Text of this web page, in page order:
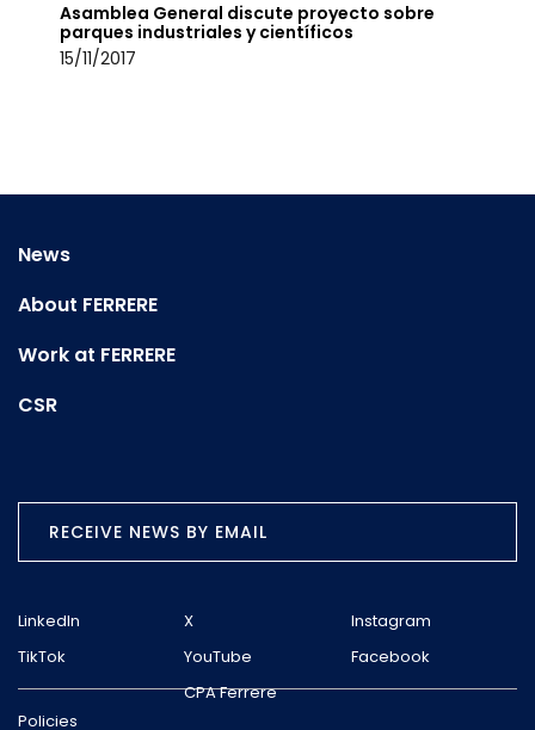
Asamblea General discute proyecto sobre
parques industriales y científicos
15/11/2017
News
About FERRERE
Work at FERRERE
CSR
RECEIVE NEWS BY EMAIL
LinkedIn X
Instagram
TikTok
YouTube Facebook
Policies
CPA Ferrere